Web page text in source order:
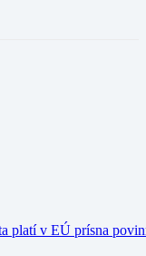
platí v EÚ prísna